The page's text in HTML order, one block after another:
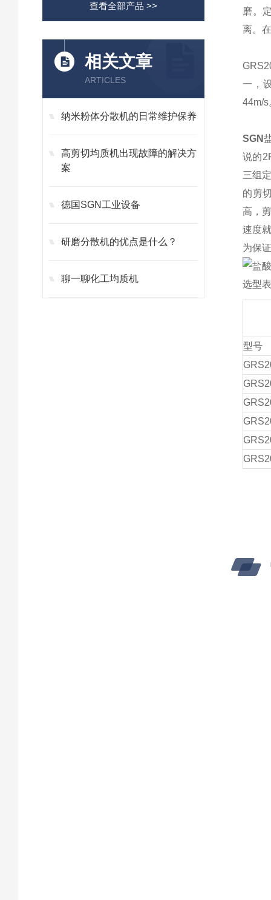
查看全部产品 >>
相关文章
ARTICLES
纳米粉体分散机的日常维护保养
高剪切均质机出现故障的解决方
案
德国SGN工业设备
研磨分散机的优点是什么？
聊一聊化工均质机
磨。
离。
一，
44m/
SGN
说的
三组
的剪
高，
速度
为保
选型
型号